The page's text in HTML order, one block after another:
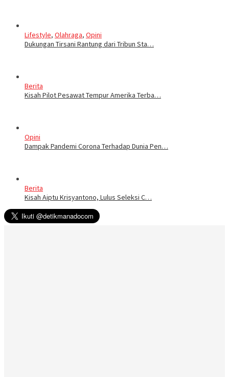
Lifestyle, Olahraga, Opini
Dukungan Tirsani Rantung dari Tribun Sta…
Berita
Kisah Pilot Pesawat Tempur Amerika Terba…
Opini
Dampak Pandemi Corona Terhadap Dunia Pen…
Berita
Kisah Aiptu Krisyantono, Lulus Seleksi C…